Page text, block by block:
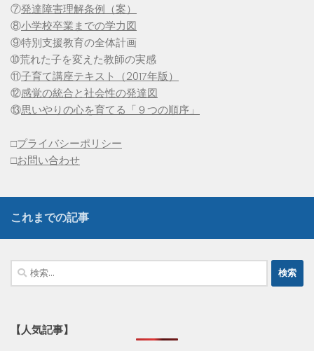
⑦発達障害理解条例（案）
⑧小学校卒業までの学力図
⑨特別支援教育の全体計画
➉荒れた子を変えた教師の実感
⑪子育て講座テキスト（2017年版）
⑫感覚の統合と社会性の発達図
⑬思いやりの心を育てる「９つの順序」
□プライバシーポリシー
□お問い合わせ
これまでの記事
検
索:
【人気記事】